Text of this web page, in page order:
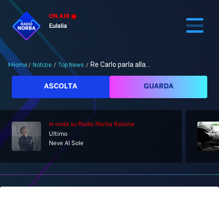
ON AIR
Eulalia
Cerca
Home
Palinsesto
Notizie
Home/ Notizie / Top News / Re Carlo parla alla...
ASCOLTA GUARDA
In onda su Radio Norba Italiana
Ultimo
Neve Al Sole